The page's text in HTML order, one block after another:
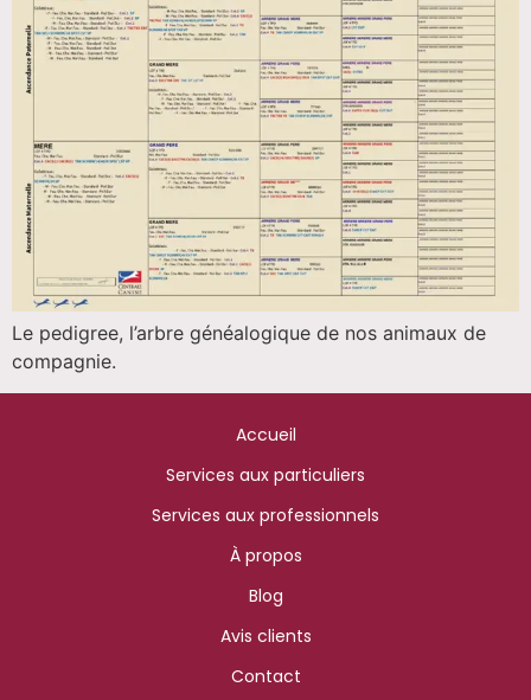
Le pedigree, l’arbre généalogique de nos animaux de
compagnie.
Accueil
Services aux particuliers
Services aux professionnels
À propos
Blog
Avis clients
Contact